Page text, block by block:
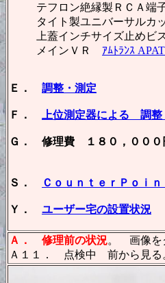
テフロン絶縁製ＲＣＡ
タイト製ユニバーサル
上蓋インチサイズ
メインＶＲ ｱﾑﾄﾗﾝｽ
Ｅ． 調整・測定
Ｆ． 上位測定器による 調整
Ｇ． 修理費 １８０，０００
真
Ｓ． ＣｏｕｎｔｅｒＰｏｉ
Ｙ． ユーザー宅の設置状況
Ａ． 修理前の状況。 画像を
Ａ１１． 点検中 前から見る